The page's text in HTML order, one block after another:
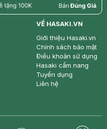
price
VỀ HASAKI.VN
Giới thiệu Hasaki.vn
Chính sách bảo mật
Điều khoản sử dụng
Hasaki cẩm nang
Tuyển dụng
Liên hệ